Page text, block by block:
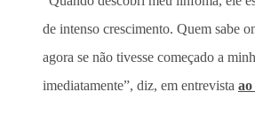
de intenso crescimento. Quem sabe
agora se não tivesse começado a
imediatamente”, diz, em entrevista